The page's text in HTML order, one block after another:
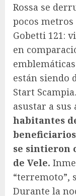
Rossa se
pocos
Gobetti 121:
en
están siendo
Start
asustar a
habitantes
se sintieron
de Vele.
“terremoto”,
Durante la